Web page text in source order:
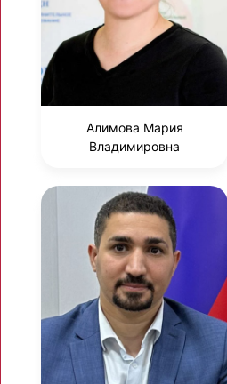
Алимова Мария
Владимировна